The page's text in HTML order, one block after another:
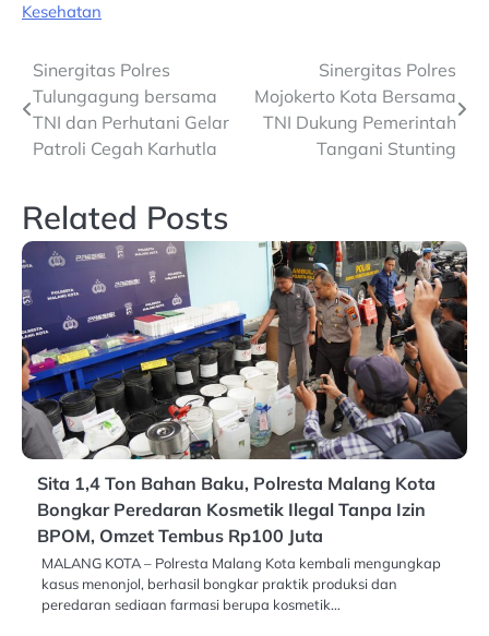
Kesehatan
Post
navigation
Sinergitas Polres
Tulungagung bersama
TNI dan Perhutani Gelar
Patroli Cegah Karhutla
Sinergitas Polres
Mojokerto Kota Bersama
TNI Dukung Pemerintah
Tangani Stunting
Related Posts
Sita 1,4 Ton Bahan Baku, Polresta Malang Kota
Bongkar Peredaran Kosmetik Ilegal Tanpa Izin
BPOM, Omzet Tembus Rp100 Juta
MALANG KOTA – Polresta Malang Kota kembali mengungkap
kasus menonjol, berhasil bongkar praktik produksi dan
peredaran sediaan farmasi berupa kosmetik…